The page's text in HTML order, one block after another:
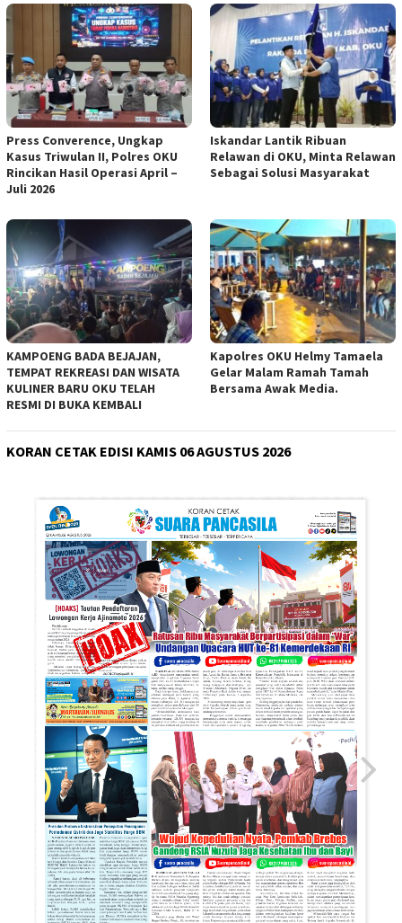
Press Converence, Ungkap
Kasus Triwulan II, Polres OKU
Rincikan Hasil Operasi April –
Juli 2026
Iskandar Lantik Ribuan
Relawan di OKU, Minta Relawan
Sebagai Solusi Masyarakat
KAMPOENG BADA BEJAJAN,
TEMPAT REKREASI DAN WISATA
KULINER BARU OKU TELAH
RESMI DI BUKA KEMBALI
Kapolres OKU Helmy Tamaela
Gelar Malam Ramah Tamah
Bersama Awak Media.
KORAN CETAK EDISI KAMIS 06 AGUSTUS 2026